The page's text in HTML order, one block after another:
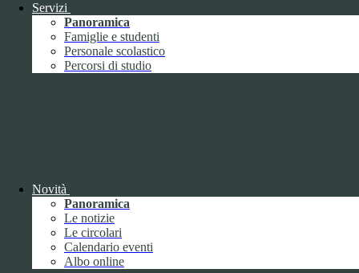
Servizi
Panoramica
Famiglie e studenti
Personale scolastico
Percorsi di studio
Novità
Panoramica
Le notizie
Le circolari
Calendario eventi
Albo online
Bandi di concorso (da pubblicare in
tabelle)
Performance1
Sistema di misurazione e valutazione della
performance